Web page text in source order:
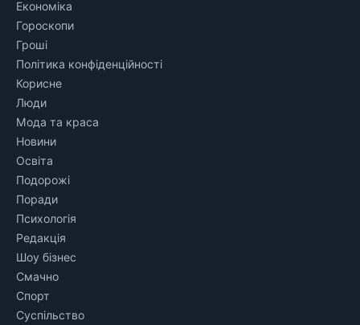
Економіка
Гороскопи
Гроші
Політика конфіденційності
Корисне
Люди
Мода та краса
Новини
Освіта
Подорожі
Поради
Психологія
Редакція
Шоу бізнес
Смачно
Спорт
Суспільство